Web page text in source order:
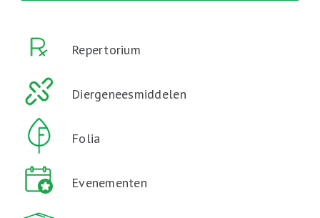
Repertorium
Diergeneesmiddelen
Folia
Evenementen